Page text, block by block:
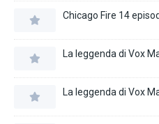
Chicago Fire 14
La leggenda di Vox
La leggenda di Vox